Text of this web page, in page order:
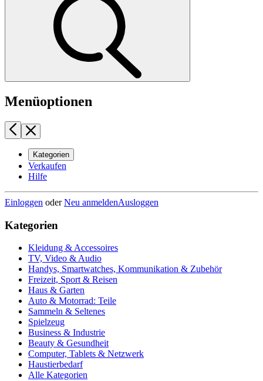
Menüoptionen
Kategorien
Verkaufen
Hilfe
Einloggen oderNeu anmeldenAusloggen
Kategorien
Kleidung & Accessoires
TV, Video & Audio
Handys, Smartwatches, Kommunikation & Zubehör
Freizeit, Sport & Reisen
Haus & Garten
Auto & Motorrad: Teile
Sammeln & Seltenes
Spielzeug
Business & Industrie
Beauty & Gesundheit
Computer, Tablets & Netzwerk
Haustierbedarf
Alle Kategorien